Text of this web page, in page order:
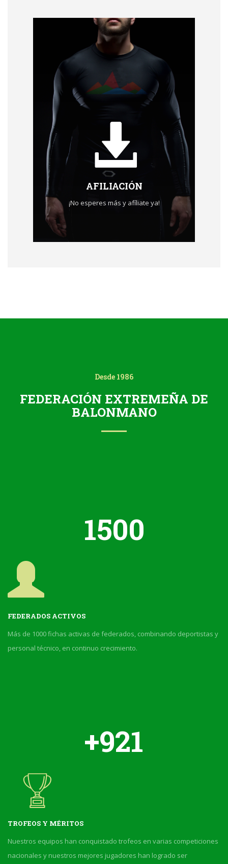
AFILIACIÓN
¡No esperes más y afíliate ya!
Desde 1986
FEDERACIÓN EXTREMEÑA DE
BALONMANO
1500
FEDERADOS ACTIVOS
Más de 1000 fichas activas de federados, combinando deportistas y
personal técnico, en continuo crecimiento.
921
TROFEOS Y MÉRITOS
Nuestros equipos han conquistado trofeos en varias competiciones
nacionales y nuestros mejores jugadores han logrado ser